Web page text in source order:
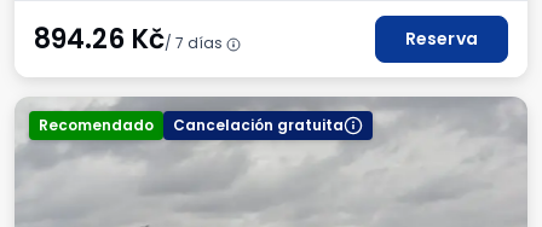
894.26 Kč/ 7 días Reserva
Recomendado Cancelación gratuita